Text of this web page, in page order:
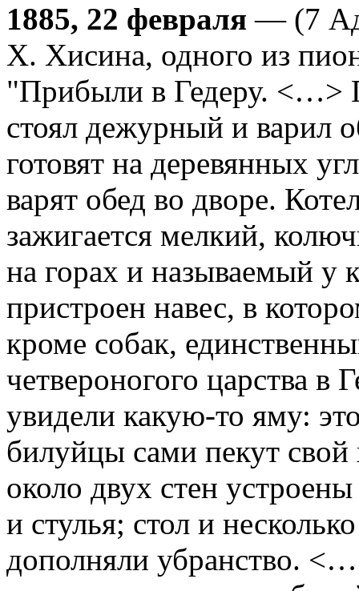
1885, 22 февраля — (7
Х. Хисина, одного из
"Прибыли в Гедеру. <…>
стоял дежурный и варил
готовят на деревянных
варят обед во дворе.
зажигается мелкий,
на горах и называемый у
пристроен навес, в
кроме собак,
четвероногого царства в
увидели какую-то яму:
билуйцы сами пекут
около двух стен
и стулья; стол и
дополняли убранство.